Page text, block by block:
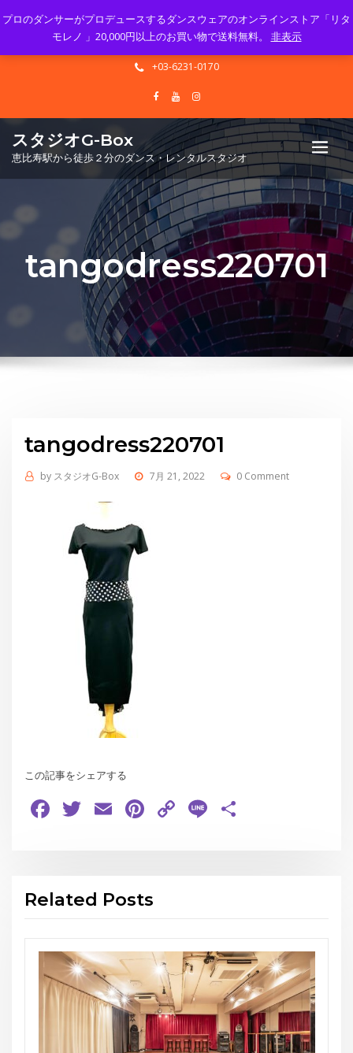
Mon - Sun 10.00 - 23.00
info@gbox-tango.com
+03-6231-0170
スタジオG-Box
恵比寿駅から徒歩２分のダンス・レンタルスタジオ
tangodress220701
tangodress220701
by スタジオG-Box 7月 21, 2022 0 Comment
この記事をシェアする
Facebook
Twitter
EmailPinterest
Copy
Line
Related Posts
お知らせ
THE GEORGE’S SHOW WINTER
プロのダンサーがプロデュースするダンスウェアのオンラインストア「リタ
モレノ 」20,000円以上のお買い物で送料無料。 非表示